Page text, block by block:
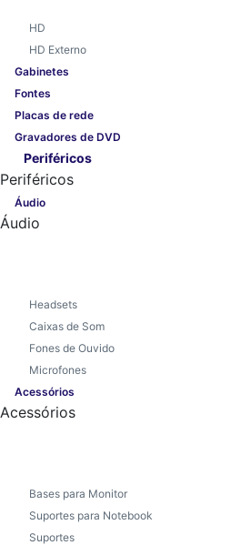
HD
HD Externo
Gabinetes
Fontes
Placas de rede
Gravadores de DVD
Periféricos
Periféricos
Áudio
Áudio
Headsets
Caixas de Som
Fones de Ouvido
Microfones
Acessórios
Acessórios
Bases para Monitor
Suportes para Notebook
Suportes